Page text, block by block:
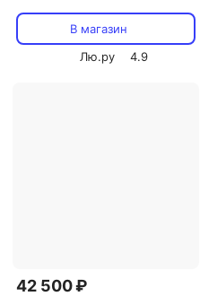
В магазин
Лю.ру
4.9
42 500 ₽